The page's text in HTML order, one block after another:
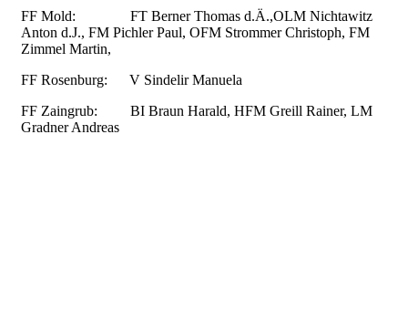
FF Mold: FT Berner Thomas d.Ä.,OLM Nichtawitz
Anton d.J., FM Pichler Paul, OFM Strommer Christoph, FM
Zimmel Martin,
FF Rosenburg: V Sindelir Manuela
FF Zaingrub: BI Braun Harald, HFM Greill Rainer, LM
Gradner Andreas